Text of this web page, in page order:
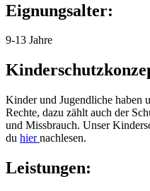
Eignungsalter:
9-13 Jahre
Kinder und Jugendliche haben
Rechte, dazu zählt auch der
und Missbrauch. Unser
du hier nachlesen.
Leistungen: